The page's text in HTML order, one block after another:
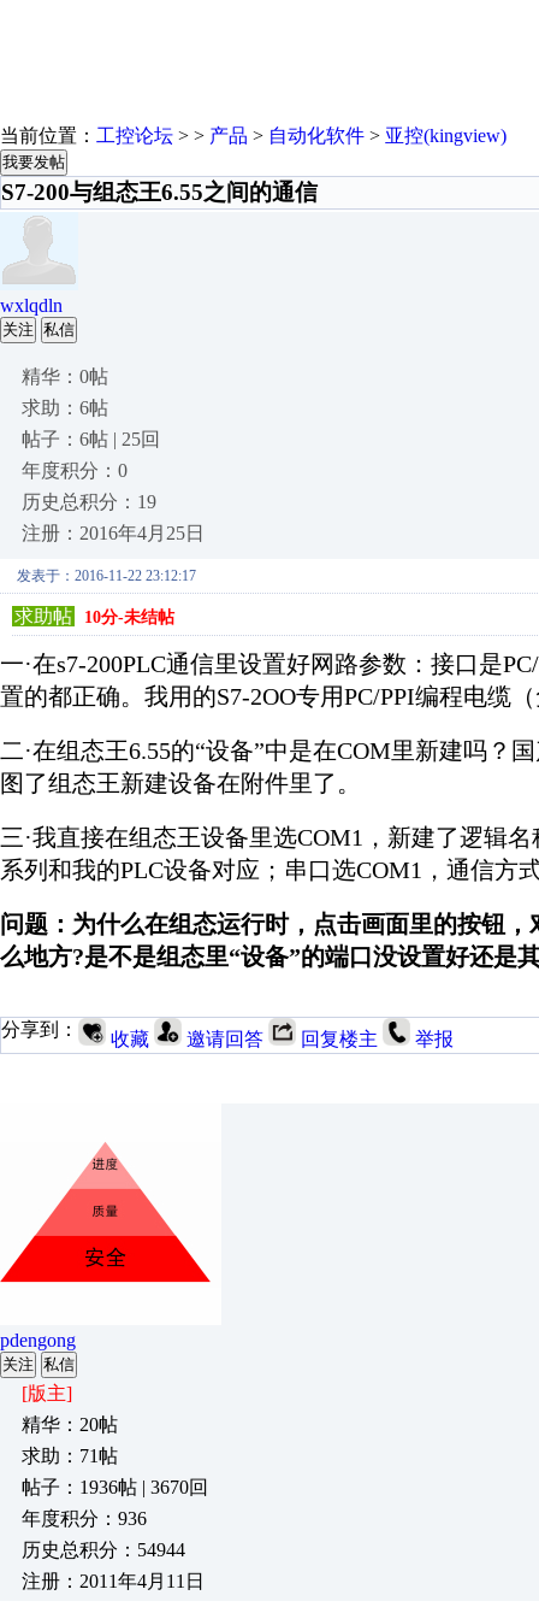
当前位置： 工控论坛 > > 产品 > 自动化软件 > 亚控(kingview)
我要发帖
S7-200与组态王6.55之间的通信
wxlqdln
关注 私信
精华：0帖
求助：6帖
帖子：6帖 | 25回
年度积分：0
历史总积分：19
注册：2016年4月25日
发表于：2016-11-22 23:12:17
求助帖 10分-未结帖
一·在s7-200PLC通信里设置好网路参数：接口是
置的都正确。我用的S7-2OO专用PC/PPI编程电缆
二·在组态王6.55的“设备”中是在COM里新建吗？
图了组态王新建设备在附件里了。
三·我直接在组态王设备里选COM1，新建了逻辑
系列和我的PLC设备对应；串口选COM1，通信方
问题：为什么在组态运行时，点击画面里的按钮
么地方?是不是组态里“设备”的端口没设置好还是
分享到： 收藏 邀请回答 回复楼主 举报
pdengong
关注 私信
[版主]
精华：20帖
求助：71帖
帖子：1936帖 | 3670回
年度积分：936
历史总积分：54944
注册：2011年4月11日